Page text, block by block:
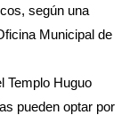
según una
Municipal de
Templo Huguo
pueden optar por